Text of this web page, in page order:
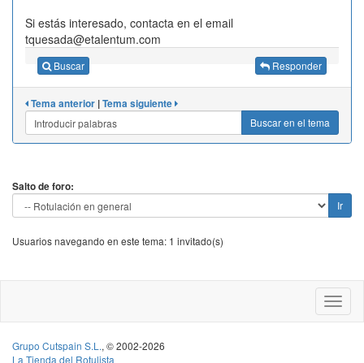
Si estás interesado, contacta en el email
tquesada@etalentum.com
Buscar Responder
Tema anterior |Tema siguiente
Buscar en el tema
Salto de foro:
Usuarios navegando en este tema: 1 invitado(s)
Grupo Cutspain S.L., © 2002-2026
La Tienda del Rotulista